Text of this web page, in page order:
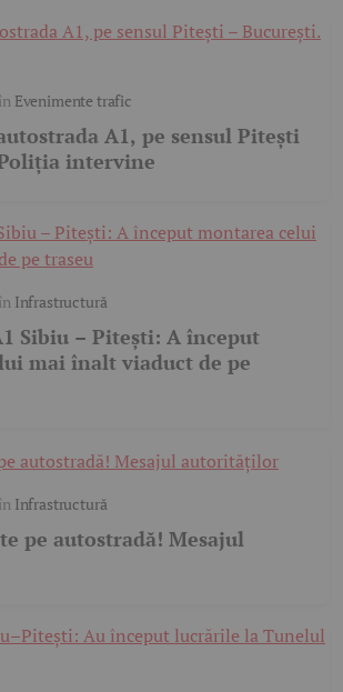
în Evenimente trafic
A1, pe sensul Pitești
intervine
Infrastructură
Sibiu – Pitești: A început
mai înalt viaduct de pe
Infrastructură
pe autostradă! Mesajul